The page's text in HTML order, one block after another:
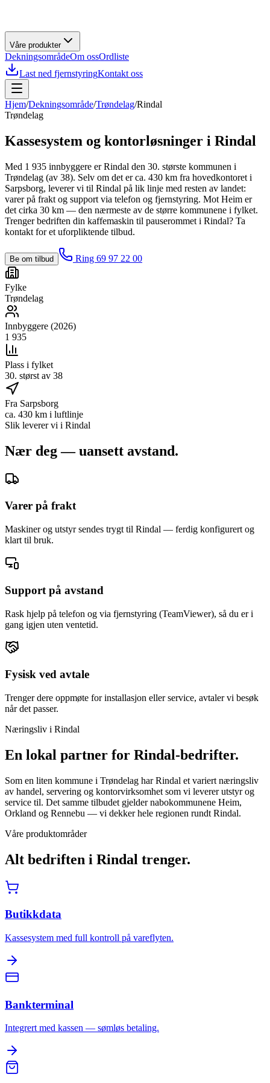
Våre produkter
DekningsområdeOm ossOrdliste
Last ned fjernstyringKontakt oss
Hjem/Dekningsområde/Trøndelag/Rindal
Trøndelag
Kassesystem og kontorløsninger i Rindal
Med 1 935 innbyggere er Rindal den 30. største kommunen i
Trøndelag (av 38). Selv om det er ca. 430 km fra hovedkontoret i
Sarpsborg, leverer vi til Rindal på lik linje med resten av landet:
varer på frakt og support via telefon og fjernstyring. Mot Heim er
det cirka 30 km — den nærmeste av de større kommunene i fylket.
Trenger bedriften din kaffemaskin til pauserommet i Rindal? Ta
kontakt for et uforpliktende tilbud.
Be om tilbud Ring 69 97 22 00
Fylke
Trøndelag
Innbyggere (2026)
1 935
Plass i fylket
30. størst av 38
Fra Sarpsborg
ca. 430 km i luftlinje
Slik leverer vi i Rindal
Nær deg — uansett avstand.
Varer på frakt
Maskiner og utstyr sendes trygt til Rindal — ferdig konfigurert og
klart til bruk.
Support på avstand
Rask hjelp på telefon og via fjernstyring (TeamViewer), så du er i
gang igjen uten ventetid.
Fysisk ved avtale
Trenger dere oppmøte for installasjon eller service, avtaler vi besøk
når det passer.
Næringsliv i Rindal
En lokal partner for Rindal-bedrifter.
Som en liten kommune i Trøndelag har Rindal et variert næringsliv
av handel, servering og kontorvirksomhet som vi leverer utstyr og
service til. Det samme tilbudet gjelder nabokommunene Heim,
Orkland og Rennebu — vi dekker hele regionen rundt Rindal.
Våre produktområder
Alt bedriften i Rindal trenger.
Butikkdata
Kassesystem med full kontroll på vareflyten.
Bankterminal
Integrert med kassen — sømløs betaling.